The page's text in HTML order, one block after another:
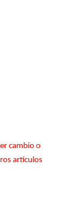
cambio o
artículos